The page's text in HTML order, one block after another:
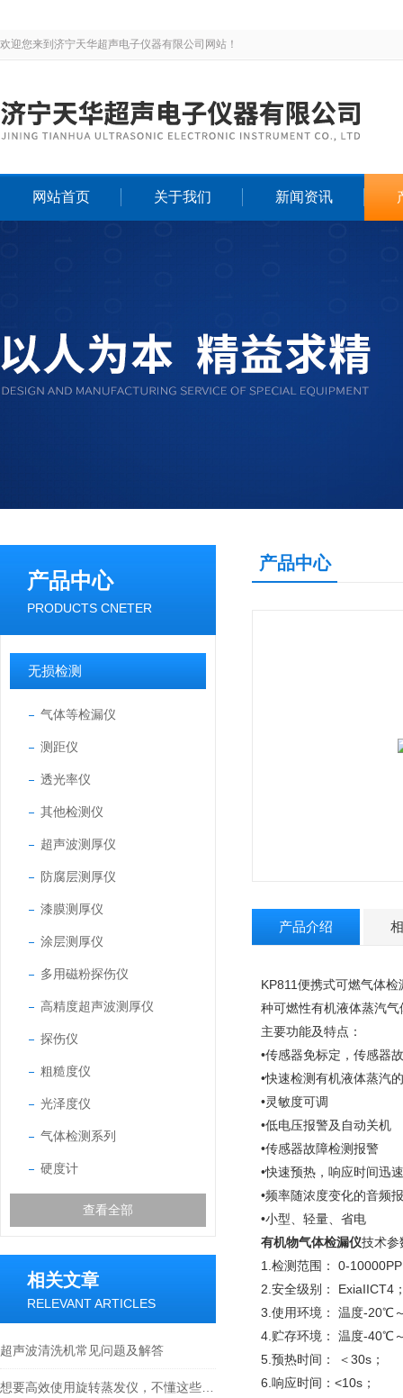
欢迎您来到济宁天华超声电子仪器有限公司网站！
网站首页 关于我们 新闻资讯
产品中心
PRODUCTS CNETER
无损检测
气体等检漏仪
测距仪
透光率仪
其他检测仪
超声波测厚仪
防腐层测厚仪
漆膜测厚仪
涂层测厚仪
多用磁粉探伤仪
高精度超声波测厚仪
探伤仪
粗糙度仪
光泽度仪
气体检测系列
硬度计
查看全部
相关文章
RELEVANT ARTICLES
超声波清洗机常见问题及解答
产品中心
产品介绍
KP811便携式可燃气体检
种可燃性有机液体蒸汽
主要功能及特点：
•传感器免标定，传感器
•快速检测有机液体蒸汽
•灵敏度可调
•低电压报警及自动关机
•传感器故障检测报警
•快速预热，响应时间迅速
•频率随浓度变化的音频
•小型、轻量、省电
有机物气体检漏仪技术参
1.检测范围： 0-
2.安全级别： ExiaIICT4
3.使用环境： 温度-20℃
4.贮存环境： 温度-40℃
5.预热时间： ＜30s；
6.响应时间：<10s；